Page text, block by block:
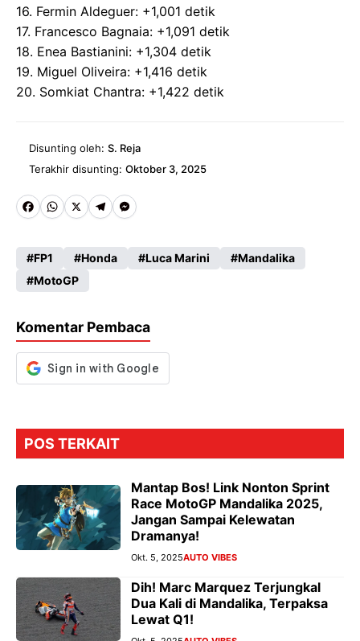
16. Fermin Aldeguer: +1,001 detik
17. Francesco Bagnaia: +1,091 detik
18. Enea Bastianini: +1,304 detik
19. Miguel Oliveira: +1,416 detik
20. Somkiat Chantra: +1,422 detik
Disunting oleh: S. Reja
Terakhir disunting: Oktober 3, 2025
Fa
b
o
k
W
ts
A
p
X
Te
gr
M
er
FP1 Honda Luca Marini
Mandalika
MotoGP
Komentar Pembaca
POS TERKAIT
Mantap Bos! Link Nonton Sprint
Race MotoGP Mandalika 2025,
Jangan Sampai Kelewatan
Dramanya!
Okt. 5, 2025AUTO VIBES
Dih! Marc Marquez Terjungkal
Dua Kali di Mandalika, Terpaksa
Lewat Q1!